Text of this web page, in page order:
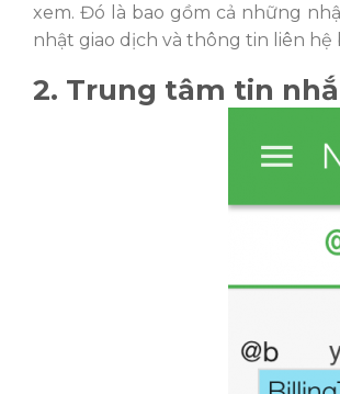
xem. Đó là bao gồm cả những
nhật giao dịch và thông tin liên hệ
2. Trung tâm tin